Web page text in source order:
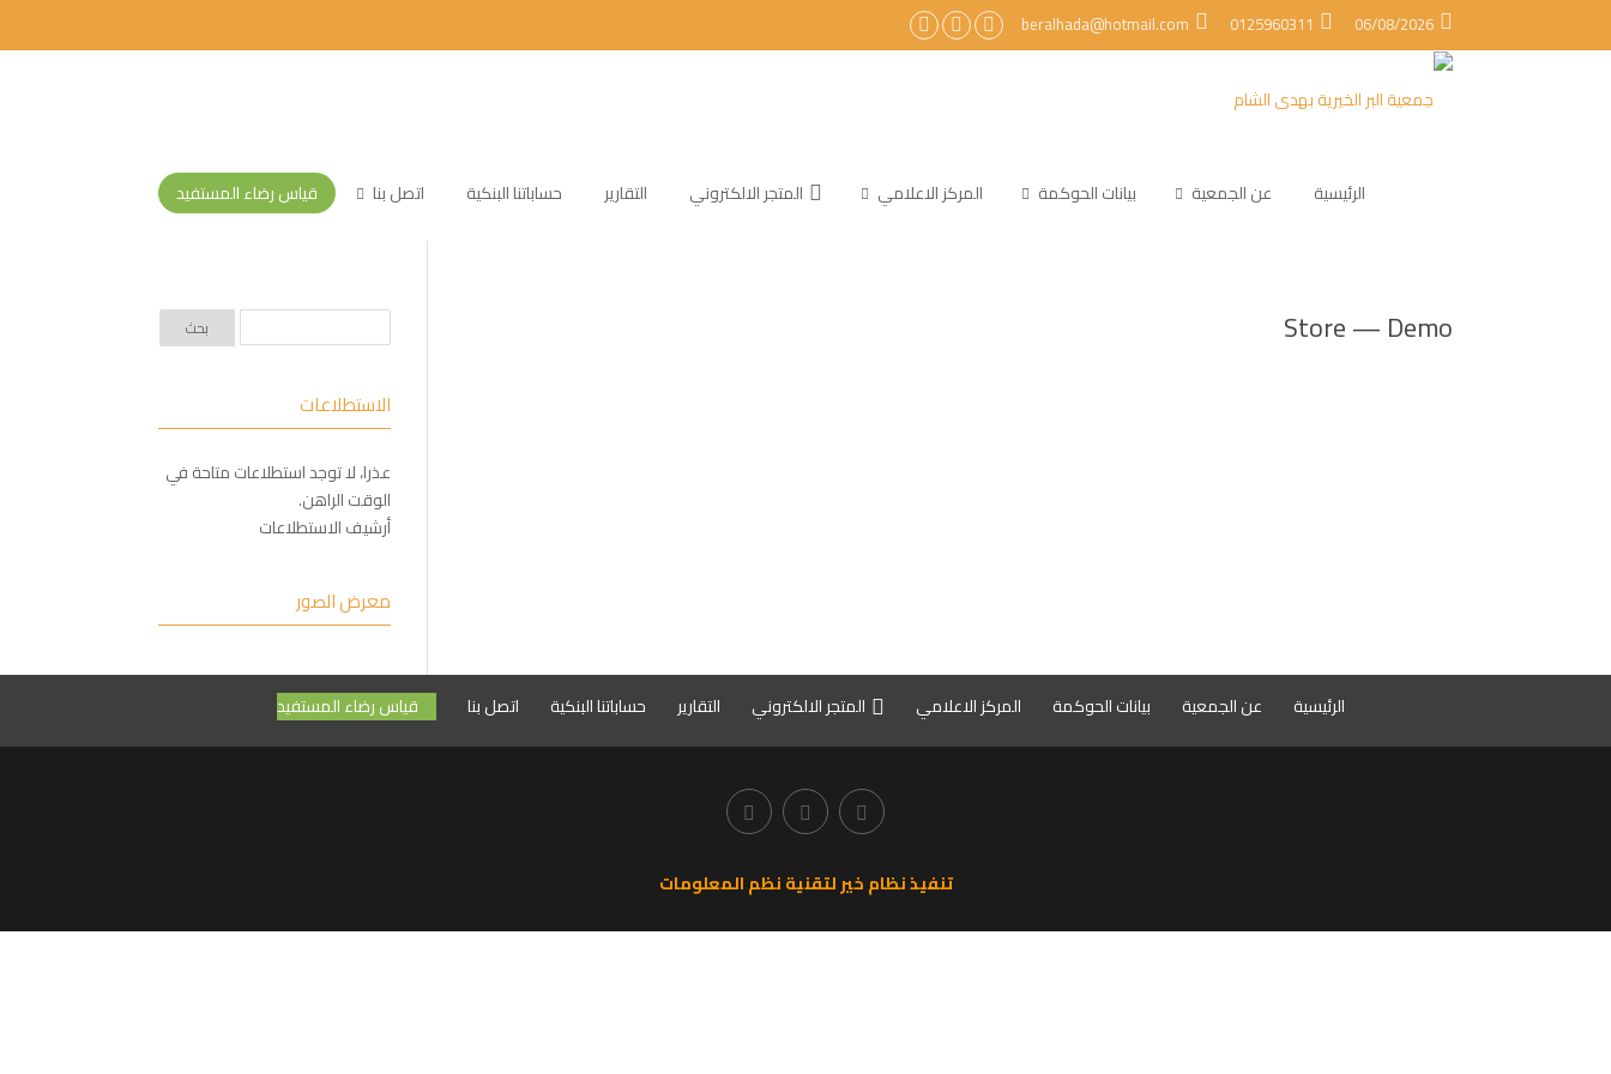
06/08/2026
0125960311
beralhada@hotmail.com
الرئيسية عن الجمعية بيانات الحوكمة المركز الاعلامي المتجر الالكتروني التقارير حساباتنا البنكية اتصل بنا قياس رضاء المستفيد
Store — Demo
الاستطلاعات
عذرا، لا توجد استطلاعات متاحة في
الوقت الراهن.
أرشيف الاستطلاعات
معرض الصور
الرئيسية عن الجمعية بيانات الحوكمة المركز الاعلامي المتجر الالكتروني التقارير حساباتنا البنكية اتصل بنا قياس رضاء المستفيد
تنفيذ نظام خير لتقنية نظم المعلومات